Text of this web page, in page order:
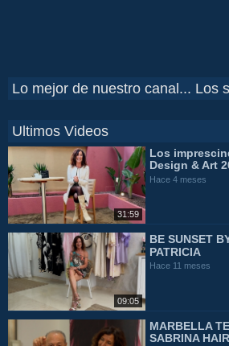
Lo mejor de nuestro canal... Los
Ultimos Videos
31:59
Los
Design & Art
Hace 4 meses
09:05
BE SUNSET
PATRICIA
Hace 11 meses
MARBELLA
SABRINA